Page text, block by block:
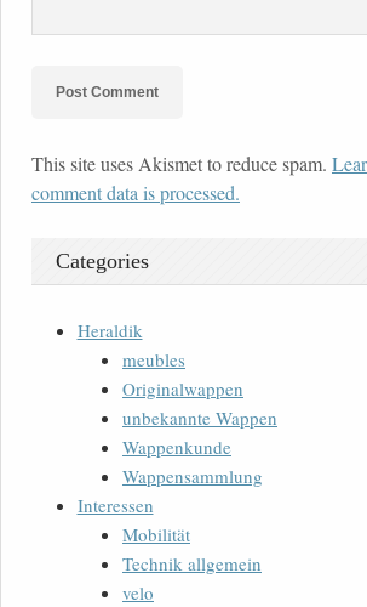
This site uses Akismet to reduce spam.
comment data is processed.
Categories
Heraldik
meubles
Originalwappen
unbekannte Wappen
Wappenkunde
Wappensammlung
Interessen
Mobilität
Technik allgemein
velo